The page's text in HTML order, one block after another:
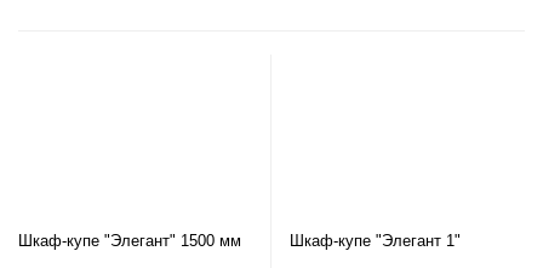
Шкаф-купе "Элегант" 1500 мм Шкаф-купе "Элегант 1"